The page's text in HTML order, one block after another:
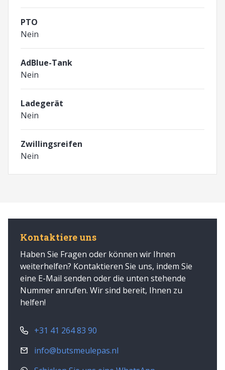
PTO
Nein
AdBlue-Tank
Nein
Ladegerät
Nein
Zwillingsreifen
Nein
Kontaktiere uns
Haben Sie Fragen oder können wir Ihnen
weiterhelfen? Kontaktieren Sie uns, indem Sie
eine E-Mail senden oder die unten stehende
Nummer anrufen. Wir sind bereit, Ihnen zu
helfen!
+31 41 264 83 90
info@butsmeulepas.nl